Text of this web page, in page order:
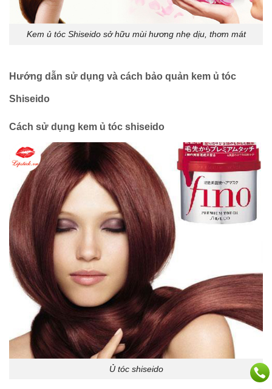
Kem ủ tóc Shiseido sở hữu mùi hương nhẹ dịu, thơm mát
Hướng dẫn sử dụng và cách bảo quản kem ủ tóc
Shiseido
Cách sử dụng kem ủ tóc shiseido
Ủ tóc shiseido